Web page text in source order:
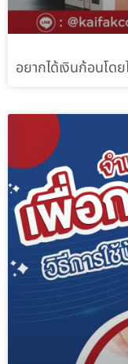
อยากได้เงินก้อนโด